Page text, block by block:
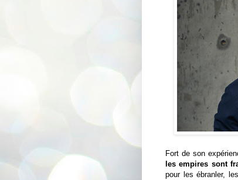
Fort de son
les empires sont
pour les ébranler,